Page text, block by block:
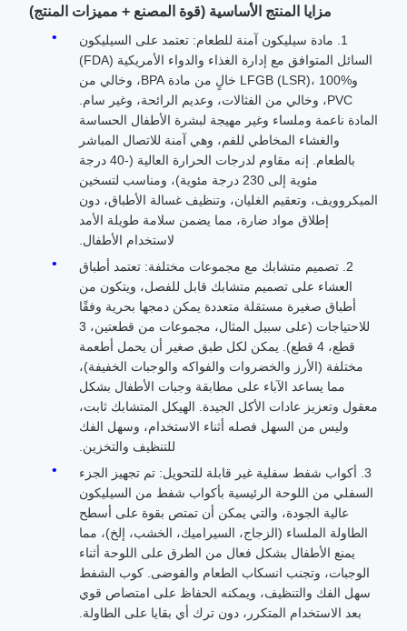
مزايا المنتج الأساسية (قوة المصنع + مميزات المنتج)
1. مادة سيليكون آمنة للطعام: تعتمد على السيليكون
السائل المتوافق مع إدارة الغذاء والدواء الأمريكية (FDA)
وLFGB (LSR)، 100% خالٍ من مادة BPA، وخالي من
PVC، وخالي من الفثالات، وعديم الرائحة، وغير سام.
المادة ناعمة وملساء وغير مهيجة لبشرة الأطفال الحساسة
والغشاء المخاطي للفم، وهي آمنة للاتصال المباشر
بالطعام. إنه مقاوم لدرجات الحرارة العالية (-40 درجة
مئوية إلى 230 درجة مئوية)، ومناسب لتسخين
الميكروويف، وتعقيم الغليان، وتنظيف غسالة الأطباق، دون
إطلاق مواد ضارة، مما يضمن سلامة طويلة الأمد
لاستخدام الأطفال.
2. تصميم متشابك مع مجموعات مختلفة: تعتمد أطباق
العشاء على تصميم متشابك قابل للفصل، ويتكون من
أطباق صغيرة مستقلة متعددة يمكن دمجها بحرية وفقًا
للاحتياجات (على سبيل المثال، مجموعات من قطعتين، 3
قطع، 4 قطع). يمكن لكل طبق صغير أن يحمل أطعمة
مختلفة (الأرز والخضروات والفواكه والوجبات الخفيفة)،
مما يساعد الآباء على مطابقة وجبات الأطفال بشكل
معقول وتعزيز عادات الأكل الجيدة. الهيكل المتشابك ثابت،
وليس من السهل فصله أثناء الاستخدام، وسهل الفك
للتنظيف والتخزين.
3. أكواب شفط سفلية غير قابلة للتحويل: تم تجهيز الجزء
السفلي من اللوحة الرئيسية بأكواب شفط من السيليكون
عالية الجودة، والتي يمكن أن تمتص بقوة على أسطح
الطاولة الملساء (الزجاج، السيراميك، الخشب، إلخ)، مما
يمنع الأطفال بشكل فعال من الطرق على اللوحة أثناء
الوجبات، وتجنب انسكاب الطعام والفوضى. كوب الشفط
سهل الفك والتنظيف، ويمكنه الحفاظ على امتصاص قوي
بعد الاستخدام المتكرر، دون ترك أي بقايا على الطاولة.